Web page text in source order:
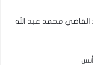
القاضي محمد عبد الله